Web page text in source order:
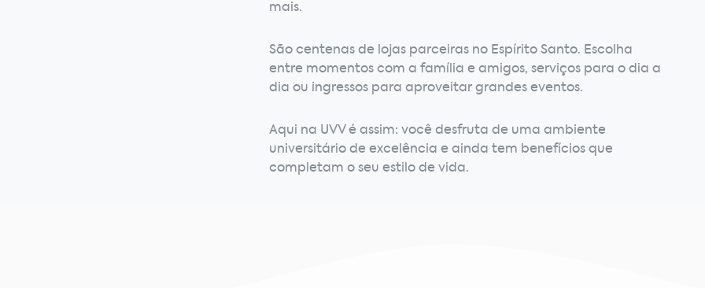
mais.
São centenas de lojas parceiras no Espírito Santo. Escolha
entre momentos com a família e amigos, serviços para o dia a
dia ou ingressos para aproveitar grandes eventos.
Aqui na UVV é assim: você desfruta de uma ambiente
universitário de excelência e ainda tem benefícios que
completam o seu estilo de vida.